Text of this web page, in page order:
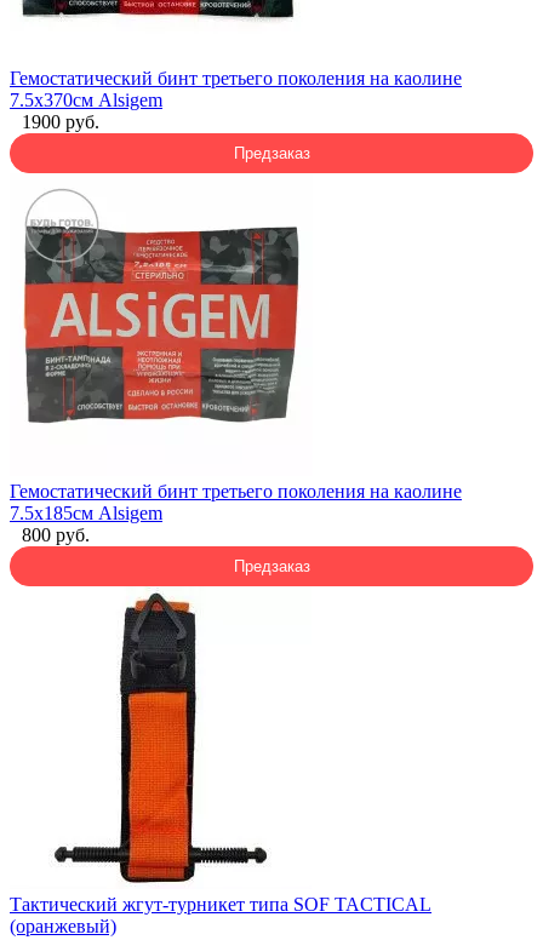
Гемостатический бинт третьего поколения на каолине
7.5x370см Alsigem
1900 руб.
Предзаказ
Гемостатический бинт третьего поколения на каолине
7.5x185см Alsigem
800 руб.
Предзаказ
Тактический жгут-турникет типа SOF TACTICAL
(оранжевый)